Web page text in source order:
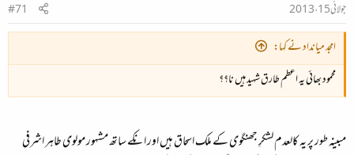
جولائی 15، 2013
#71
امجد میانداد نے کہا:
محمود بھائی یہ اعظم طارق شہید ہیں نا؟؟
مبینہ طور پر یہ کالعدم لشکرِ جھنگوی کے ملک اسحاق ہیں اور انکے ساتھ مشہور مولوی طاہر اشرفی